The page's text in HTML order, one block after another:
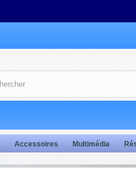
Accessoires Multimédia